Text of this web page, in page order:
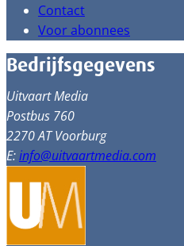
Contact
Voor abonnees
Bedrijfsgegevens
Uitvaart Media
Postbus 760
2270 AT Voorburg
E:info@uitvaartmedia.com